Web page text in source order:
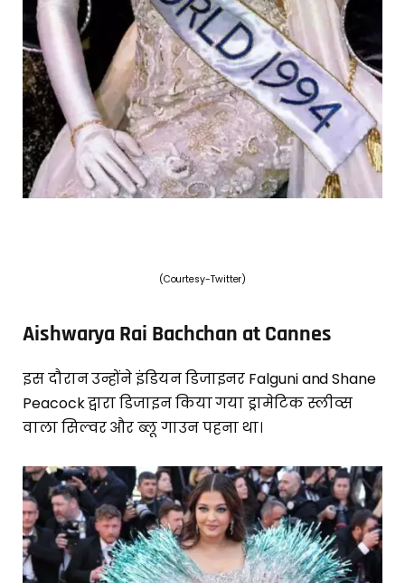
(Courtesy-Twitter)
Aishwarya Rai Bachchan at Cannes
इस दौरान उन्होंने इंडियन डिजाइनर Falguni and Shane
Peacock द्वारा डिजाइन किया गया ड्रामेटिक स्लीव्स
वाला सिल्वर और ब्लू गाउन पहना था।